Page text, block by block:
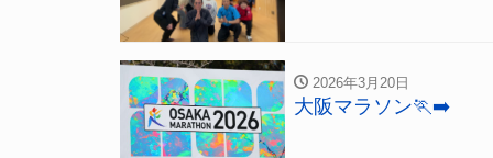
2026年3月20日
大阪マラソン🏃‍➡️